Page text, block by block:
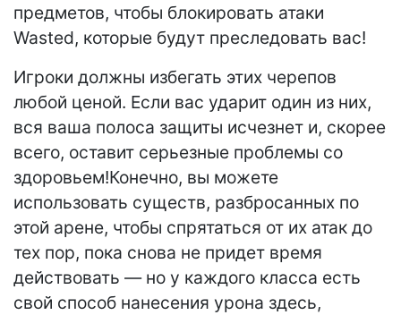
предметов, чтобы блокировать атаки
Wasted, которые будут преследовать вас!
Игроки должны избегать этих черепов
любой ценой. Если вас ударит один из них,
вся ваша полоса защиты исчезнет и, скорее
всего, оставит серьезные проблемы со
здоровьем!Конечно, вы можете
использовать существ, разбросанных по
этой арене, чтобы спрятаться от их атак до
тех пор, пока снова не придет время
действовать — но у каждого класса есть
свой способ нанесения урона здесь,